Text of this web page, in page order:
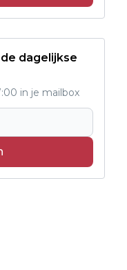
dagelijkse
in je mailbox